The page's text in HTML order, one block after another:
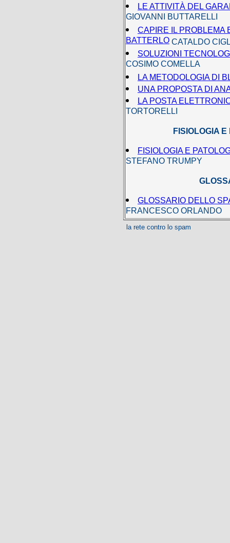
LE ATTIVITÀ DEL
GIOVANNI BUTTARELLI
CAPIRE IL PROBLEMA
BATTERLO CATALDO
SOLUZIONI
COSIMO COMELLA
LA METODOLOGIA DI
UNA PROPOSTA DI
LA POSTA
TORTORELLI
FISIOLOGIA
FISIOLOGIA E
STEFANO TRUMPY
GLOSSARIO DELLO
FRANCESCO ORLANDO
la rete contro lo spam